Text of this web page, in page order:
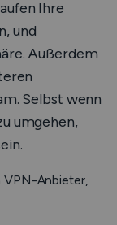
Ihre
und
Außerdem
Selbst wenn
umgehen,
VPN-Anbieter,